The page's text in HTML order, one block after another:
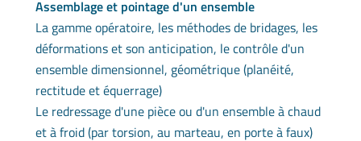
Assemblage et pointage d'un ensemble
La gamme opératoire, les méthodes de bridages, les
déformations et son anticipation, le contrôle d'un
ensemble dimensionnel, géométrique (planéité,
rectitude et équerrage)
Le redressage d'une pièce ou d'un ensemble à chaud
et à froid (par torsion, au marteau, en porte à faux)